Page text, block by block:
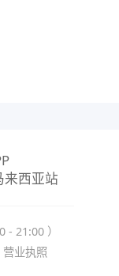
来西亚站
- 21:00 ）
营业执照